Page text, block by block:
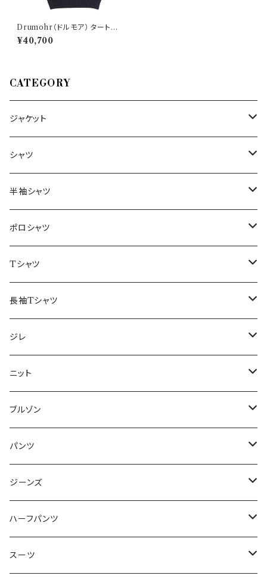
Drumohr（ドルモア） タートル
ネックセーター D7M104 3016
6
¥40,700
CATEGORY
ジャケット
～44/S
46/M
48/L
50/XL～
シャツ
～44/S
46/M
48/L
50/XL～
半袖シャツ
～44/S
46/M
48/L
50/XL～
ポロシャツ
～44/S
46/M
48/L
50/XL～
Tシャツ
～44/S
46/M
48/L
50/XL～
長袖Tシャツ
～44/S
46/M
48/L
50/XL～
ジレ
～44/S
46/M
48/L
50/XL～
ニット
～44/S
46/M
48/L
50/XL～
ブルゾン
～44/S
46/M
48/L
50/XL～
パンツ
～44/S
46/M
48/L
ジーンズ
～44/S
46/M
ハーフパンツ
～44/S
スーツ